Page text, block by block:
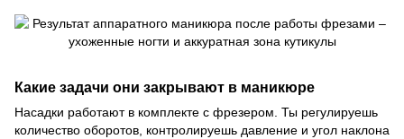
Какие задачи они закрывают в маникюре
Насадки работают в комплекте с фрезером. Ты регулируешь
количество оборотов, контролируешь давление и угол наклона